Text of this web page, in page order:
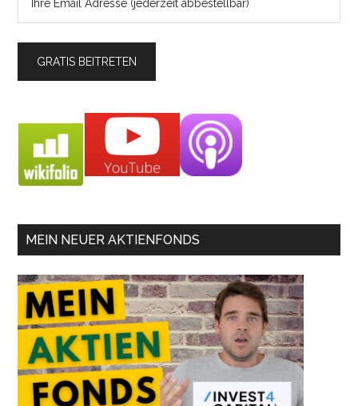
MEIN NEUER AKTIENFONDS